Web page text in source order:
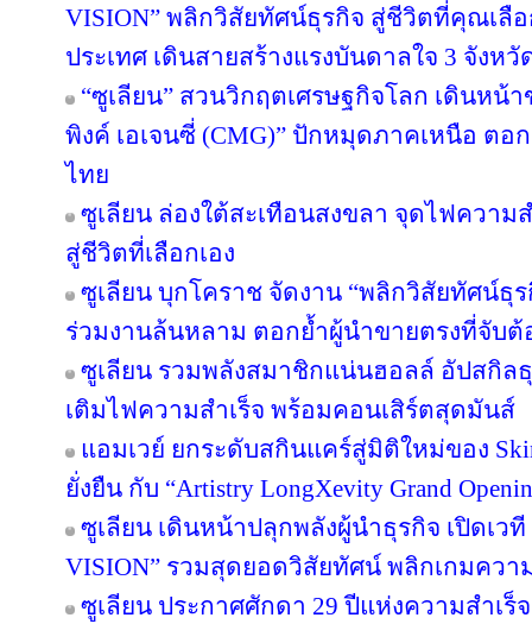
VISION” พลิกวิสัยทัศน์ธุรกิจ สู่ชีวิตที่คุณเลื
ประเทศ เดินสายสร้างแรงบันดาลใจ 3 จังห
“ซูเลียน” สวนวิกฤตเศรษฐกิจโลก เดินหน้
พิงค์ เอเจนซี่ (CMG)” ปักหมุดภาคเหนือ ตอ
ไทย
ซูเลียน ล่องใต้สะเทือนสงขลา จุดไฟความ
สู่ชีวิตที่เลือกเอง
ซูเลียน บุกโคราช จัดงาน “พลิกวิสัยทัศน์ธุ
ร่วมงานล้นหลาม ตอกย้ำผู้นำขายตรงที่จับต้
ซูเลียน รวมพลังสมาชิกแน่นฮอลล์ อัปสกิ
เติมไฟความสำเร็จ พร้อมคอนเสิร์ตสุดมันส์
แอมเวย์ ยกระดับสกินแคร์สู่มิติใหม่ของ
ยั่งยืน กับ “Artistry LongXevity Grand
ซูเลียน เดินหน้าปลุกพลังผู้นำธุรกิจ เปิดเวที
VISION” รวมสุดยอดวิสัยทัศน์ พลิกเกมคว
ซูเลียน ประกาศศักดา 29 ปีแห่งความสำเร็